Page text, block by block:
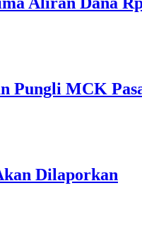
Pungli MCK
Dilaporkan